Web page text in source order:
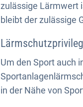
zulässige Lärmwert
bleibt der zulässige
Um den Sport auch
in der Nähe von